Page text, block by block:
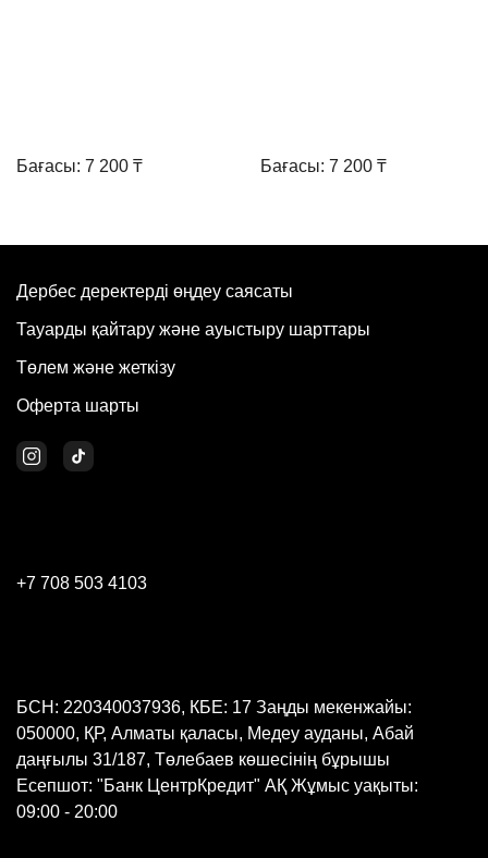
Бағасы: 7 200 ₸ Бағасы: 7 200 ₸
Дербес деректерді өңдеу саясаты
Тауарды қайтару және ауыстыру шарттары
Төлем және жеткізу
Оферта шарты
+7 708 503 4103
БСН: 220340037936, КБЕ: 17 Заңды мекенжайы:
050000, ҚР, Алматы қаласы, Медеу ауданы, Абай
даңғылы 31/187, Төлебаев көшесінің бұрышы
Есепшот: "Банк ЦентрКредит" АҚ Жұмыс уақыты:
09:00 - 20:00